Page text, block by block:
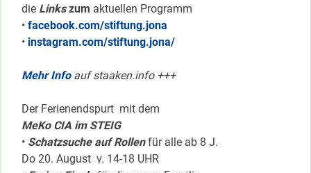
die Linkszum aktuellen Programm
• facebook.com/stiftung.jona
• instagram.com/stiftung.jona/
Mehr Infoauf staaken.info +++
Der Ferienendspurt mit dem
MeKo CIA im STEIG
• Schatzsuche auf Rollenfür alle ab 8 J.
Do 20. August v. 14-18 UHR